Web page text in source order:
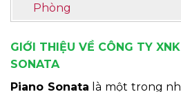
Phòng
GIỚI THIỆU VỀ CÔNG TY
SONATA
Piano Sonata là một trong